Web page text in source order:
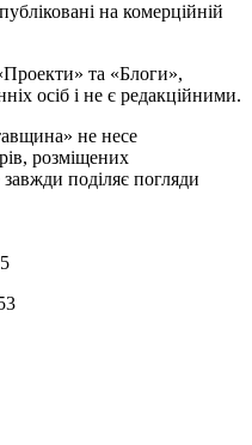
на комерційній
та «Блоги»,
осіб і не є редакційними.
не несе
розміщених
поділяє погляди